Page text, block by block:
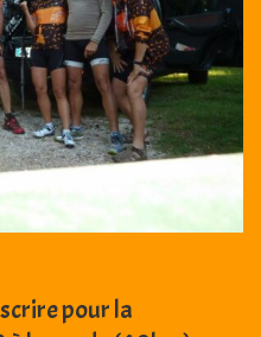
pour la